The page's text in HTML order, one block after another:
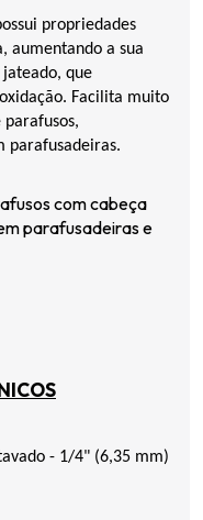
propriedades
aumentando a sua
que
Facilita muito
parafusadeiras.
com cabeça
parafusadeiras e
- 1/4" (6,35 mm)